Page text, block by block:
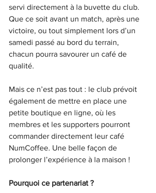
servi directement à la buvette du club.
Que ce soit avant un match, après une
victoire, ou tout simplement lors d’un
samedi passé au bord du terrain,
chacun pourra savourer un café de
qualité.
Mais ce n’est pas tout : le club prévoit
également de mettre en place une
petite boutique en ligne, où les
membres et les supporters pourront
commander directement leur café
NumCoffee. Une belle façon de
prolonger l’expérience à la maison !
Pourquoi ce partenariat ?